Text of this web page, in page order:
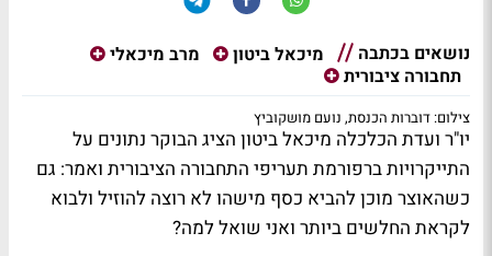
נושאים בכתבה מיכאל ביטון
מרב מיכאלי
תחבורה ציבורית
צילום: דוברות הכנסת, נועם מושקוביץ
יו"ר ועדת הכלכלה מיכאל ביטון הציג הבוקר נתונים על
התייקרויות ברפורמת תעריפי התחבורה הציבורית ואמר: גם
כשהאוצר מוכן להביא כסף מישהו לא רוצה להוזיל ולבוא
לקראת החלשים ביותר ואני שואל למה?